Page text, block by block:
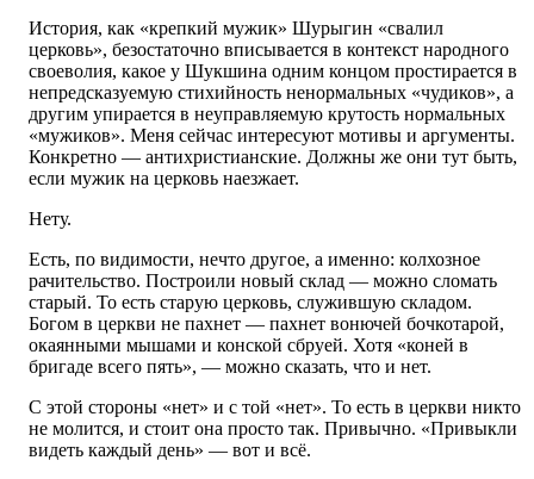
История, как «крепкий мужик» Шурыгин «свалил
церковь», безостаточно вписывается в контекст народного
своеволия, какое у Шукшина одним концом простирается в
непредсказуемую стихийность ненормальных «чудиков», а
другим упирается в неуправляемую крутость нормальных
«мужиков». Меня сейчас интересуют мотивы и аргументы.
Конкретно — антихристианские. Должны же они тут быть,
если мужик на церковь наезжает.
Нету.
Есть, по видимости, нечто другое, а именно: колхозное
рачительство. Построили новый склад — можно сломать
старый. То есть старую церковь, служившую складом.
Богом в церкви не пахнет — пахнет вонючей бочкотарой,
окаянными мышами и конской сбруей. Хотя «коней в
бригаде всего пять», — можно сказать, что и нет.
С этой стороны «нет» и с той «нет». То есть в церкви никто
не молится, и стоит она просто так. Привычно. «Привыкли
видеть каждый день» — вот и всё.